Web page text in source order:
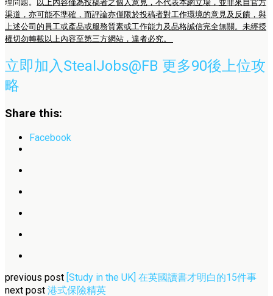
理問題。
以上內容僅為投稿者之個人意見，不代表本網立場，並非來自官方
渠道，亦可能不準確，而評論亦僅限於投稿者對工作環境的意見及反饋，與
上述公司的員工或產品或服務質素或工作能力及品格誠信完全無關。未經授
權切勿轉載以上內容至第三方網站，違者必究。
立即加入StealJobs@FB 更多90後上位攻
略
Share this:
Facebook
previous post [Study in the UK] 在英國讀書才明白的15件事
next post 港式保險精英